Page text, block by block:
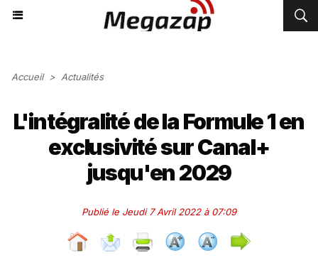
Accueil > Actualités
L'intégralité de la Formule 1 en
exclusivité sur Canal+
jusqu'en 2029
Publié le Jeudi 7 Avril 2022 à 07:09